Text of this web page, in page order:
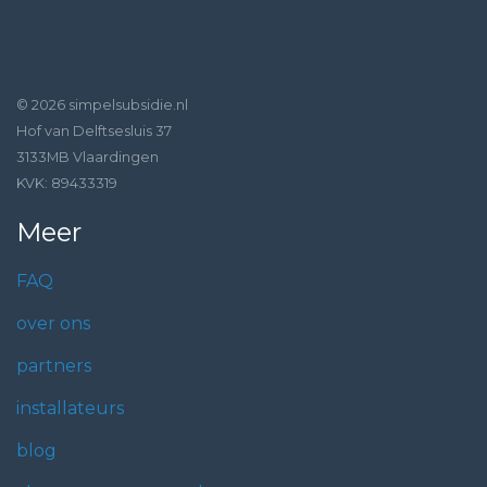
© 2026 simpelsubsidie.nl
Hof van Delftsesluis 37
3133MB Vlaardingen
KVK: 89433319
Meer
FAQ
over ons
partners
installateurs
blog